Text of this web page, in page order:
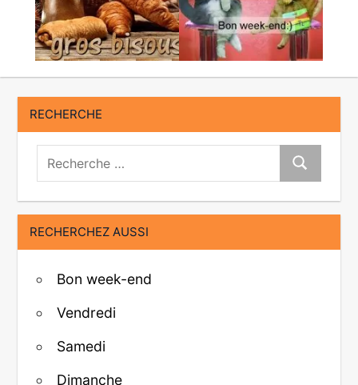
RECHERCHE
Recherche:
Recherche
RECHERCHEZ AUSSI
Bon week-end
Vendredi
Samedi
Dimanche